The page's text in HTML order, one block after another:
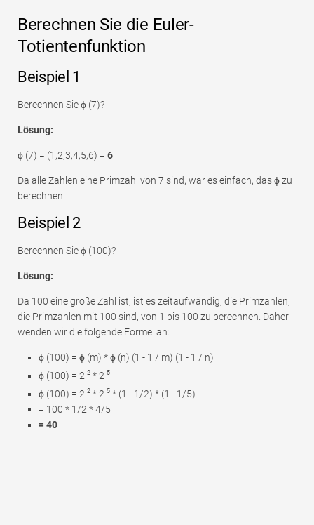
Berechnen Sie die Euler-
Totientenfunktion
Beispiel 1
Berechnen Sie ϕ (7)?
Lösung:
ϕ (7) = (1,2,3,4,5,6) = 6
Da alle Zahlen eine Primzahl von 7 sind, war es einfach, das ϕ zu
berechnen.
Beispiel 2
Berechnen Sie ϕ (100)?
Lösung:
Da 100 eine große Zahl ist, ist es zeitaufwändig, die Primzahlen,
die Primzahlen mit 100 sind, von 1 bis 100 zu berechnen. Daher
wenden wir die folgende Formel an:
ϕ (100) = ϕ (m) * ϕ (n) (1 - 1 / m) (1 - 1 / n)
ϕ (100) = 2 2 * 2 5
ϕ (100) = 2 2 * 2 5 * (1 - 1/2) * (1 - 1/5)
= 100 * 1/2 * 4/5
= 40